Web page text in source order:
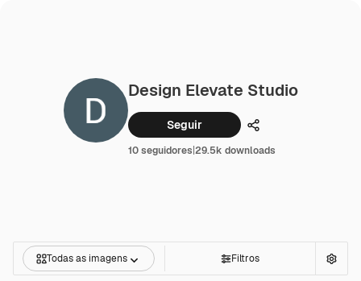
Design Elevate Studio
Seguir Compartilhar
10 seguidores|29.5k downloads
Todas as imagens Filtros